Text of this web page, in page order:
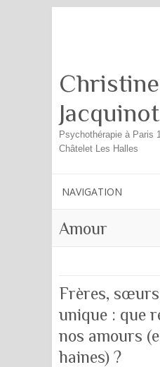
Christine
Jacquinot
Psychothérapie à Paris
Châtelet Les Halles
Amour
Frères,
unique : que
nos amours
haines) ?